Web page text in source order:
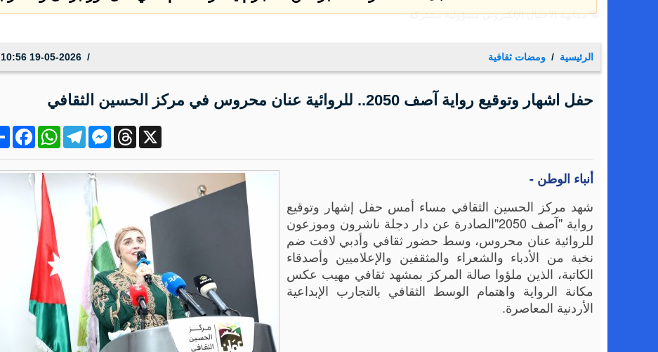
الرئيسية ومضات ثقافية 19-05-2026 19:10:56
حفل اشهار وتوقيع رواية آصف 2050.. للروائية عنان محروس في مركز الحسين الثقافي
WhatsAppTelegramMessengerThreads X
أنباء الوطن -
شهد مركز الحسين الثقافي مساء أمس حفل إشهار وتوقيع
رواية "آصف 2050"الصادرة عن دار دجلة ناشرون وموزعون
للروائية عنان محروس، وسط حضور ثقافي وأدبي لافت ضم
نخبة من الأدباء والشعراء والمثقفين والإعلاميين وأصدقاء
الكاتبة، الذين ملؤوا صالة المركز بمشهد ثقافي مهيب عكس
مكانة الرواية واهتمام الوسط الثقافي بالتجارب الإبداعية
الأردنية المعاصرة.